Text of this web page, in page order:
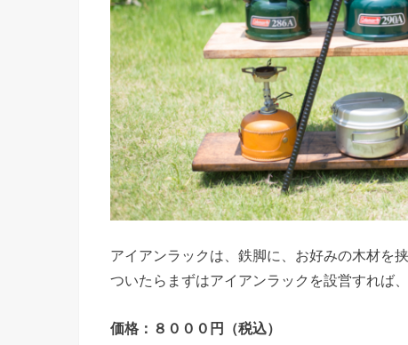
アイアンラックは、鉄脚に、お好みの木材を
ついたらまずはアイアンラックを設営すれば
価格：８０００円（税込）